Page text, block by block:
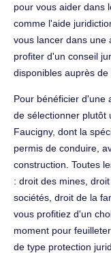
pour vous aider dans
comme l'aide
vous lancer dans une
profiter d'un conseil
disponibles auprès
Pour bénéficier d'une
de sélectionner plutôt
Faucigny, dont la
permis de conduire,
construction. Toutes
: droit des mines,
sociétés, droit de la
vous profitiez d'un
moment pour
de type protection